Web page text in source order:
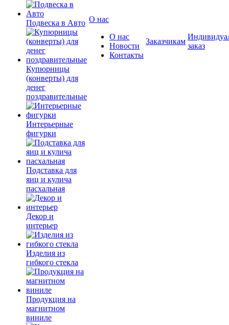
Подвеска в Авто
Купюрницы
(конверты) для
денег
поздравительные
Интерьерные
фигурки
Подставка для
яиц и кулича
пасхальная
Декор и
интерьер
Изделия из
гибкого стекла
Продукция на
магнитном
виниле
О нас
О нас
Новости
Контакты
Заказчикам
заказ